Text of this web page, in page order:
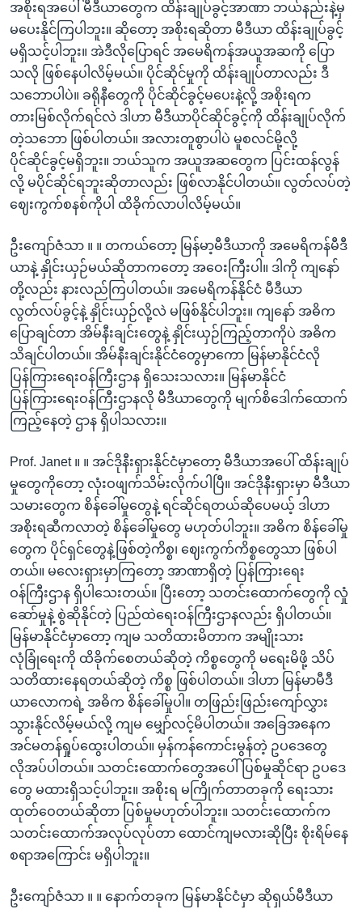
အစိုးရအပေါ် မီဒီယာတွေက ထိန်းချုပ်ခွင့်အာဏာ ဘယ်နည်းနဲ့မှ
မပေးနိုင်ကြပါဘူး။ ဆိုတော့ အစိုးရဆိုတာ မီဒီယာ ထိန်းချုပ်ခွင့်
မရှိသင့်ပါဘူး။ အဲဒီလိုပြောရင် အမေရိကန်အယူအဆကို ပြော
သလို ဖြစ်နေပါလိမ့်မယ်။ ပိုင်ဆိုင်မှုကို ထိန်းချုပ်တာလည်း ဒီ
သဘောပါပဲ။ ခရိုနီတွေကို ပိုင်ဆိုင်ခွင့်မပေးနဲ့လို့ အစိုးရက
တားမြစ်လိုက်ရင်လဲ ဒါဟာ မီဒီယာပိုင်ဆိုင်ခွင့်ကို ထိန်းချုပ်လိုက်
တဲ့သဘော ဖြစ်ပါတယ်။ အလားတူစွာပါပဲ မူစလင်မို့လို့
ပိုင်ဆိုင်ခွင့်မရှိဘူး။ ဘယ်သူက အယူအဆတွေက ပြင်းထန်လွန်
လို့ မပိုင်ဆိုင်ရဘူးဆိုတာလည်း ဖြစ်လာနိုင်ပါတယ်။ လွတ်လပ်တဲ့
ဈေးကွက်စနစ်ကိုပါ ထိခိုက်လာပါလိမ့်မယ်။
ဦးကျော်ဇံသာ ။ ။ တကယ်တော့ မြန်မာ့မီဒီယာကို အမေရိကန်မီဒီ
ယာနဲ့ နှိုင်းယှဉ်မယ်ဆိုတာကတော့ အဝေးကြီးပါ။ ဒါကို ကျနော်
တို့လည်း နားလည်ကြပါတယ်။ အမေရိကန်နိုင်ငံ မီဒီယာ
လွတ်လပ်ခွင့်နဲ့ နှိုင်းယှဉ်လို့လဲ မဖြစ်နိုင်ပါဘူး။ ကျနော် အဓိက
ပြောချင်တာ အိမ်နီးချင်းတွေနဲ့ နှိုင်းယှဉ်ကြည့်တာကိုပဲ အဓိက
သိချင်ပါတယ်။ အိမ်နီးချင်းနိုင်ငံတွေမှာကော မြန်မာနိုင်ငံလို
ပြန်ကြားရေးဝန်ကြီးဌာန ရှိသေးသလား။ မြန်မာနိုင်ငံ
ပြန်ကြားရေးဝန်ကြီးဌာနလို မီဒီယာတွေကို မျက်စိဒေါက်ထောက်
ကြည့်နေတဲ့ ဌာန ရှိပါသလား။
Prof. Janet ။ ။ အင်ဒိုနီးရှားနိုင်ငံမှာတော့ မီဒီယာအပေါ် ထိန်းချုပ်
မှုတွေကိုတော့ လုံးဝဖျက်သိမ်းလိုက်ပါပြီ။ အင်ဒိုနီးရှားမှာ မီဒီယာ
သမားတွေက စိန်ခေါ်မှုတွေနဲ့ ရင်ဆိုင်ရတယ်ဆိုပေမယ့် ဒါဟာ
အစိုးရဆီကလာတဲ့ စိန်ခေါ်မှုတွေ မဟုတ်ပါဘူး။ အဓိက စိန်ခေါ်မှု
တွေက ပိုင်ရှင်တွေနဲ့ဖြစ်တဲ့ကိစ္စ၊ ဈေးကွက်ကိစ္စတွေသာ ဖြစ်ပါ
တယ်။ မလေးရှားမှာကြတော့ အာဏာရှိတဲ့ ပြန်ကြားရေး
ဝန်ကြီးဌာန ရှိပါသေးတယ်။ ပြီးတော့ သတင်းထောက်တွေကို လှုံ
ဆော်မှုနဲ့ စွဲဆိုနိုင်တဲ့ ပြည်ထဲရေးဝန်ကြီးဌာနလည်း ရှိပါတယ်။
မြန်မာနိုင်ငံမှာတော့ ကျမ သတိထားမိတာက အမျိုးသား
လုံခြုံရေးကို ထိခိုက်စေတယ်ဆိုတဲ့ ကိစ္စတွေကို မရေးမိဖို့ သိပ်
သတိထားနေရတယ်ဆိုတဲ့ ကိစ္စ ဖြစ်ပါတယ်။ ဒါဟာ မြန်မာမီဒီ
ယာလောကရဲ့ အဓိက စိန်ခေါ်မှုပါ။ တဖြည်းဖြည်းကျော်လွှား
သွားနိုင်လိမ့်မယ်လို့ ကျမ မျှော်လင့်မိပါတယ်။ အခြေအနေက
အင်မတန်ရှုပ်ထွေးပါတယ်။ မှန်ကန်ကောင်းမွန်တဲ့ ဥပဒေတွေ
လိုအပ်ပါတယ်။ သတင်းထောက်တွေအပေါ် ပြစ်မှုဆိုင်ရာ ဥပဒေ
တွေ မထားရှိသင့်ပါဘူး။ အစိုးရ မကြိုက်တာတခုကို ရေးသား
ထုတ်ဝေတယ်ဆိုတာ ပြစ်မှုမဟုတ်ပါဘူး။ သတင်းထောက်က
သတင်းထောက်အလုပ်လုပ်တာ ထောင်ကျမလားဆိုပြီး စိုးရိမ်နေ
စရာအကြောင်း မရှိပါဘူး။
ဦးကျော်ဇံသာ ။ ။ နောက်တခုက မြန်မာနိုင်ငံမှာ ဆိုရှယ်မီဒီယာ